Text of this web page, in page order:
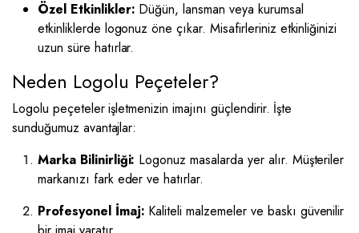
Özel Etkinlikler: Düğün, lansman veya kurumsal
etkinliklerde logonuz öne çıkar. Misafirleriniz etkinliğinizi
uzun süre hatırlar.
Neden Logolu Peçeteler?
Logolu peçeteler işletmenizin imajını güçlendirir. İşte
sunduğumuz avantajlar:
Marka Bilinirliği: Logonuz masalarda yer alır. Müşteriler
markanızı fark eder ve hatırlar.
Profesyonel İmaj: Kaliteli malzemeler ve baskı güvenilir